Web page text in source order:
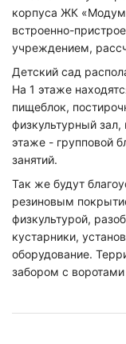
корпуса ЖК
встроенно-
учреждением,
Детский сад
На 1 этаже
пищеблок,
физкультурный зал,
этаже - групповой
занятий.
Так же будут
резиновым
физкультурой,
кустарники,
оборудование.
забором с